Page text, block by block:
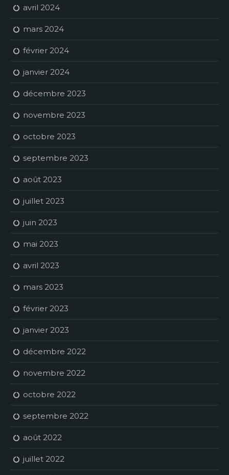
avril 2024
mars 2024
février 2024
janvier 2024
décembre 2023
novembre 2023
octobre 2023
septembre 2023
août 2023
juillet 2023
juin 2023
mai 2023
avril 2023
mars 2023
février 2023
janvier 2023
décembre 2022
novembre 2022
octobre 2022
septembre 2022
août 2022
juillet 2022